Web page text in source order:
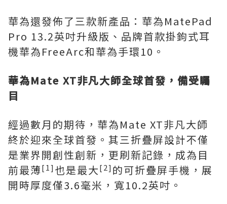
華為還發佈了三款新產品：華為MatePad
Pro 13.2英吋升級版、品牌首款掛鉤式耳
機華為FreeArc和華為手環10。
華為Mate XT非凡大師全球首發，備受矚
目
經過數月的期待，華為Mate XT非凡大師
終於迎來全球首發。其三折疊屏設計不僅
是業界開創性創新，更刷新記錄，成為目
前最薄[1] 也是最大[2] 的可折疊屏手機，展
開時厚度僅3.6毫米，寬10.2英吋。